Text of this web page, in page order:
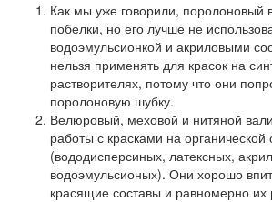
Как мы уже говорили, поролоновый
побелки, но его лучше не
водоэмульсионкой и акриловыми
нельзя применять для красок на
растворителях, потому что они
поролоновую шубку.
Велюровый, меховой и нитяной
работы с красками на органической
(вододисперсиных, латексных,
водоэмульсионых). Они хорошо
красящие составы и равномерно их